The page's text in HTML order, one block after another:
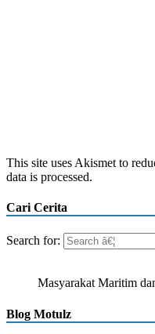
This site uses Akismet to
data is processed.
Cari Cerita
Search for:
Masyarakat Maritim
Blog Motulz